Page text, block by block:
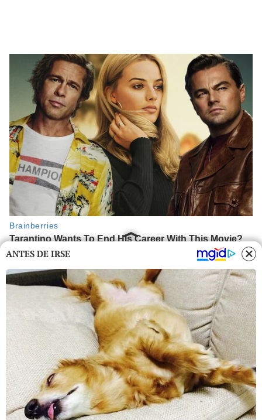
ANTES DE IRSE